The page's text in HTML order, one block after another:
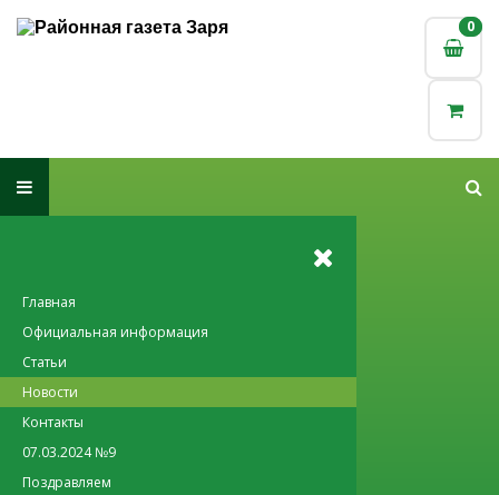
0
0
Главная
Официальная информация
Статьи
Новости
Контакты
07.03.2024 №9
Поздравляем